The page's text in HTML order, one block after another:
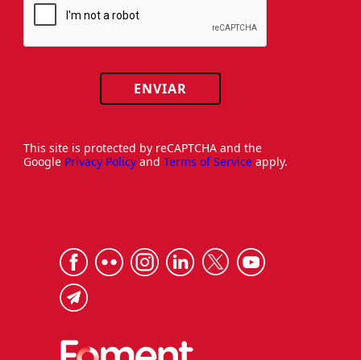
ENVIAR
This site is protected by reCAPTCHA and the
Google Privacy Policy and Terms of Service apply.